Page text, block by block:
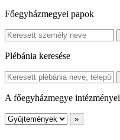
Főegyházmegyei papok
Plébánia keresése
A főegyházmegye intézményei